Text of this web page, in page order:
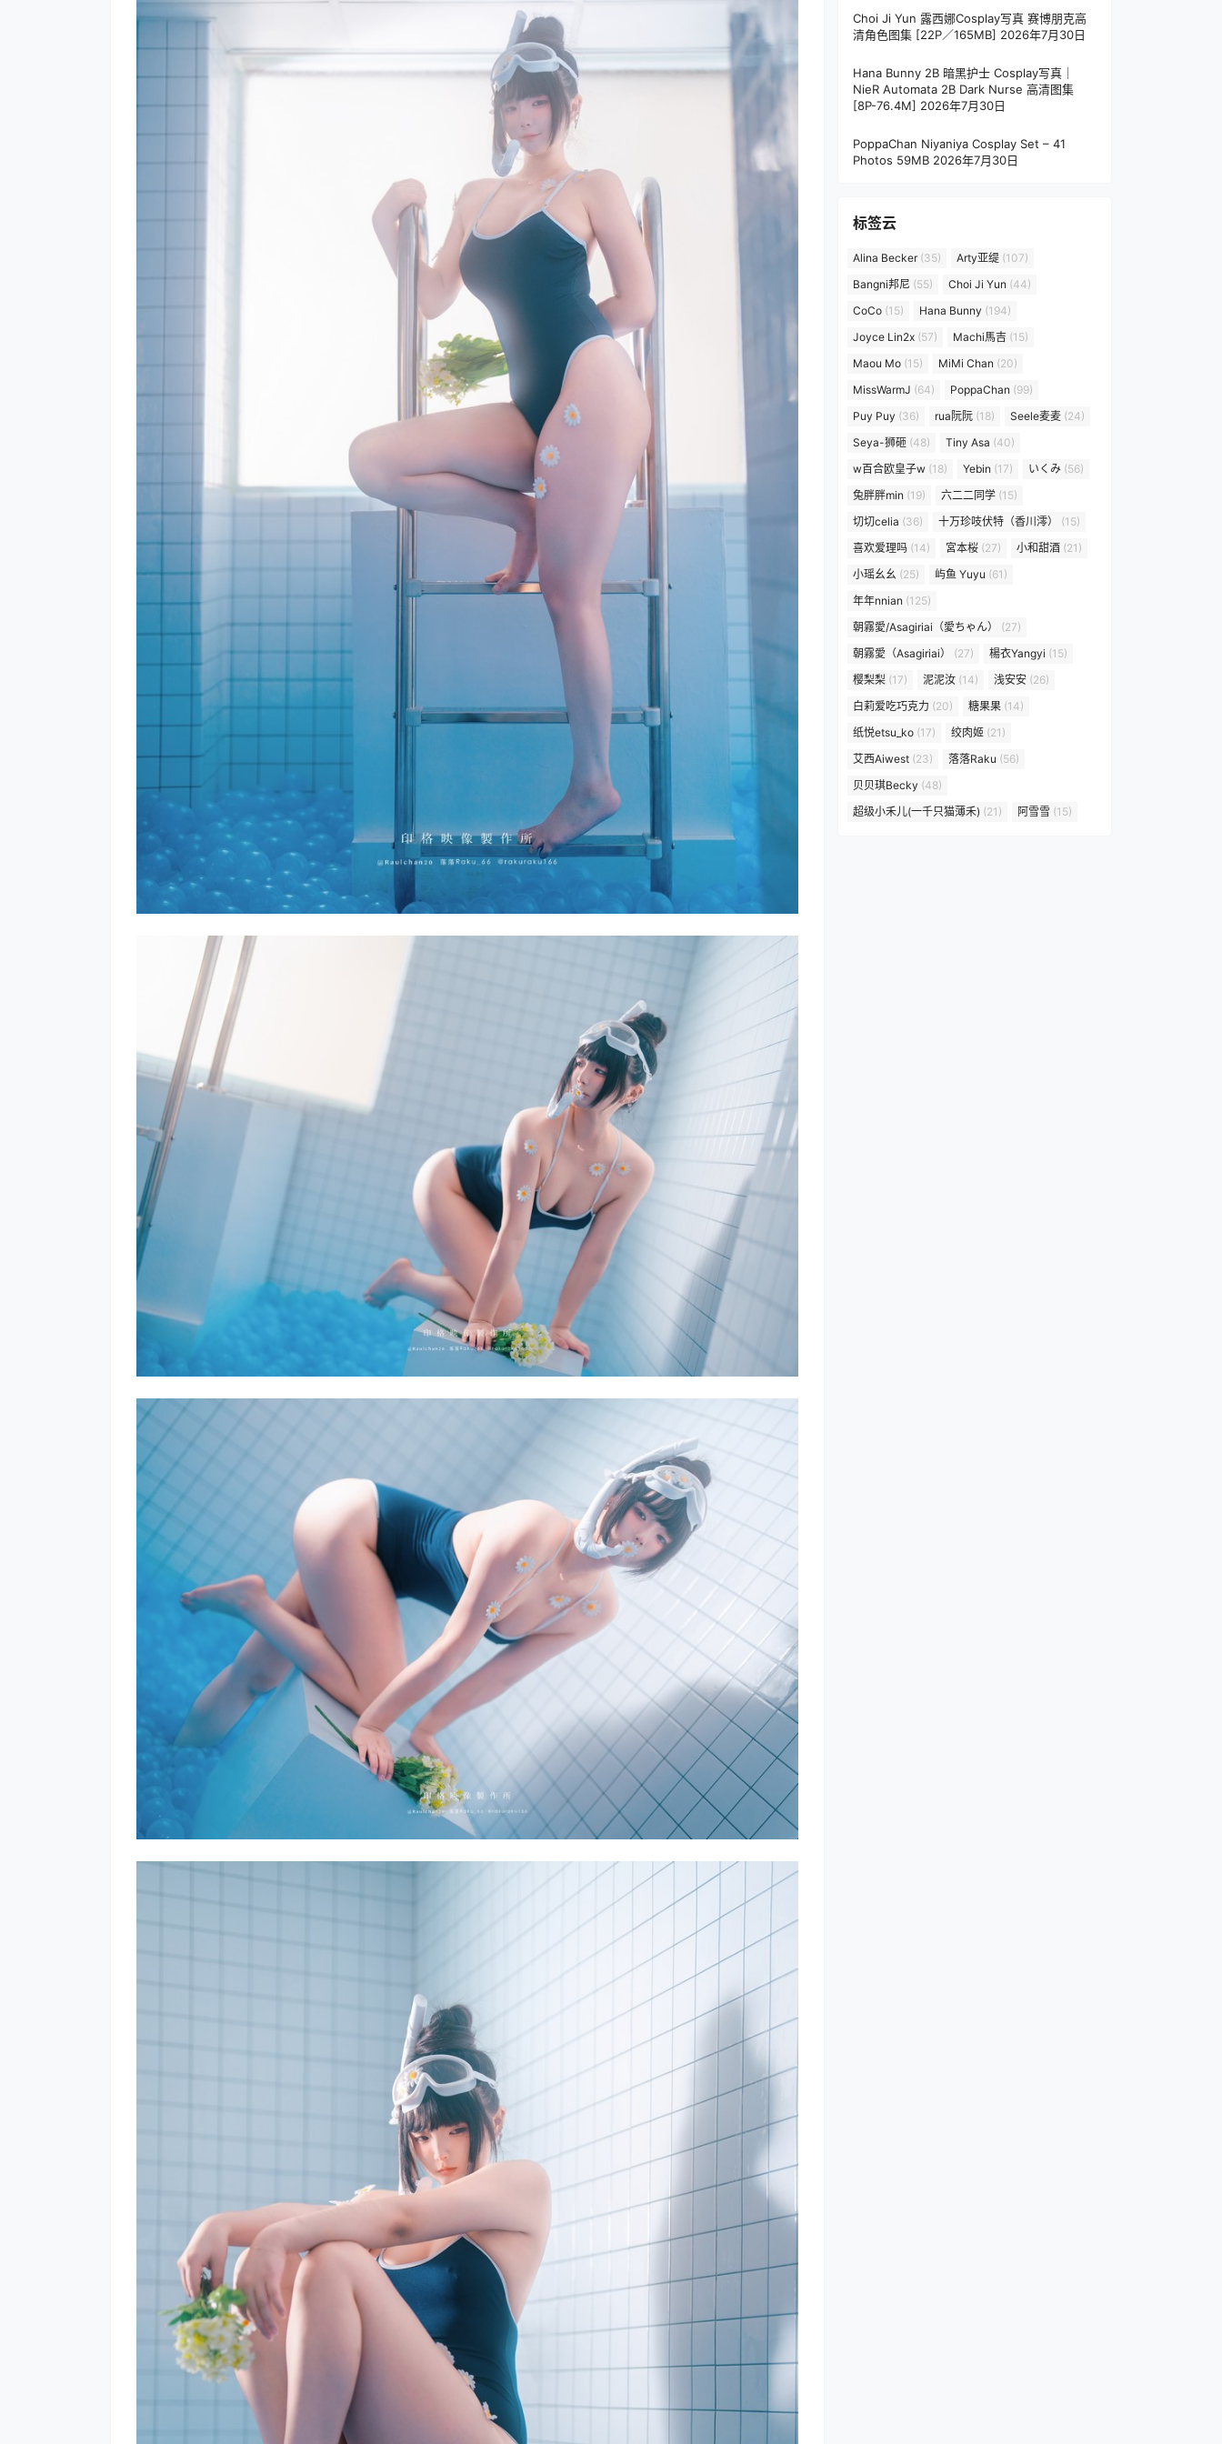
Choi Ji Yun 露西娜Cosplay写真 赛博朋克高
清角色图集 [22P／165MB] 2026年7月30日
Hana Bunny 2B 暗黑护士 Cosplay写真｜
NieR Automata 2B Dark Nurse 高清图集
[8P-76.4M] 2026年7月30日
PoppaChan Niyaniya Cosplay Set – 41
Photos 59MB 2026年7月30日
标签云
Alina Becker(35) Arty亚缇 (107)
Bangni邦尼 (55) Choi Ji Yun (44)
CoCo (15) Hana Bunny (194)
Joyce Lin2x (57) Machi馬吉 (15)
Maou Mo (15) MiMi Chan (20)
MissWarmJ (64) PoppaChan (99)
Puy Puy (36) rua阮阮 (18) Seele麦麦 (24)
Seya-狮砸 (48) Tiny Asa (40)
w百合欧皇子w (18) Yebin (17) いくみ (56)
兔胖胖min (19) 六二二同学 (15)
切切celia (36) 十万珍吱伏特（香川澪）
(15)
喜欢爱理吗 (14) 宮本桜 (27) 小和甜酒 (21)
小瑶幺幺 (25) 屿鱼 Yuyu (61)
年年nnian (125)
朝霧愛/Asagiriai（愛ちゃん）
(27)
朝霧愛（Asagiriai）
(27) 楊衣Yangyi (15)
樱梨梨 (17) 泥泥汝 (14) 浅安安 (26)
白莉爱吃巧克力 (20) 糖果果 (14)
纸悦etsu_ko (17) 绞肉姬 (21)
艾西Aiwest (23) 落落Raku (56)
贝贝琪Becky (48)
超级小禾儿(一千只猫薄禾) (21) 阿雪雪 (15)